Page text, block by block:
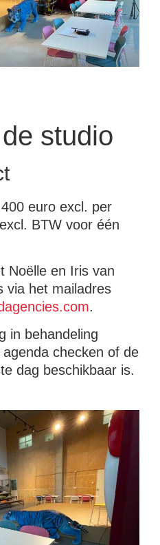
studio
euro excl. per
BTW voor één
Noëlle en Iris van
via het mailadres
.
in behandeling
checken of de
dag beschikbaar is.